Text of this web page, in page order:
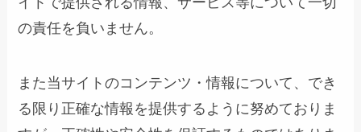
の責任を負いません。
また当サイトのコンテンツ・情報について、でき
る限り正確な情報を提供するように努めておりま